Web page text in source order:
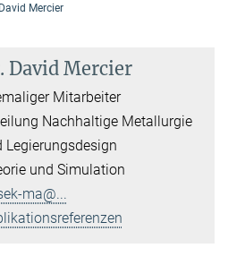
Mercier
David Mercier
Mitarbeiter
Nachhaltige Metallurgie
Legierungsdesign
und Simulation
ma@...